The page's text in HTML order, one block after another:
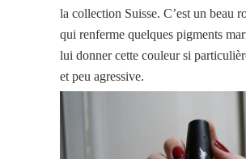
la collection Suisse. C’est un beau
qui renferme quelques pigments
lui donner cette couleur si
et peu agressive.